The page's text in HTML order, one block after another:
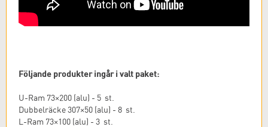
Följande produkter ingår i valt paket:
U-Ram 73×200 (alu) - 5 st.
Dubbelräcke 307×50 (alu) - 8 st.
L-Ram 73×100 (alu) - 3 st.